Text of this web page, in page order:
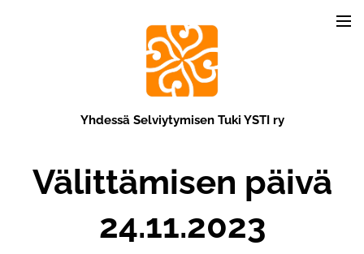
Yhdessä Selviytymisen Tuki YSTI ry
Välittämisen päivä
24.11.2023